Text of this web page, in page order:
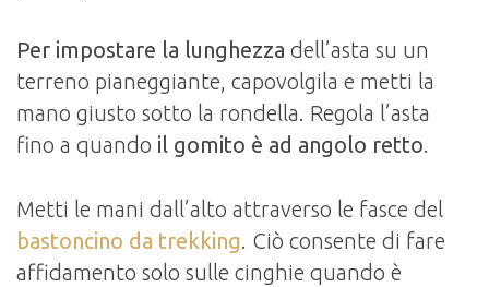
Per impostare la lunghezza dell’asta su un
terreno pianeggiante, capovolgila e metti la
mano giusto sotto la rondella. Regola l’asta
fino a quando il gomito è ad angolo retto.
Metti le mani dall’alto attraverso le fasce del
bastoncino da trekking. Ciò consente di fare
affidamento solo sulle cinghie quando è